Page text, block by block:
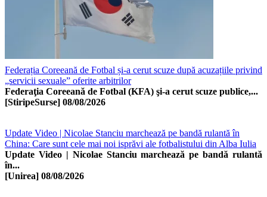
Federația Coreeană de Fotbal și-a cerut scuze după acuzațiile privind
„servicii sexuale” oferite arbitrilor
Federaţia Coreeană de Fotbal (KFA) şi-a cerut scuze publice,...
[StiripeSurse] 08/08/2026
Update Video | Nicolae Stanciu marchează pe bandă rulantă în
China: Care sunt cele mai noi isprăvi ale fotbalistului din Alba Iulia
Update Video | Nicolae Stanciu marchează pe bandă rulantă
în...
[Unirea] 08/08/2026